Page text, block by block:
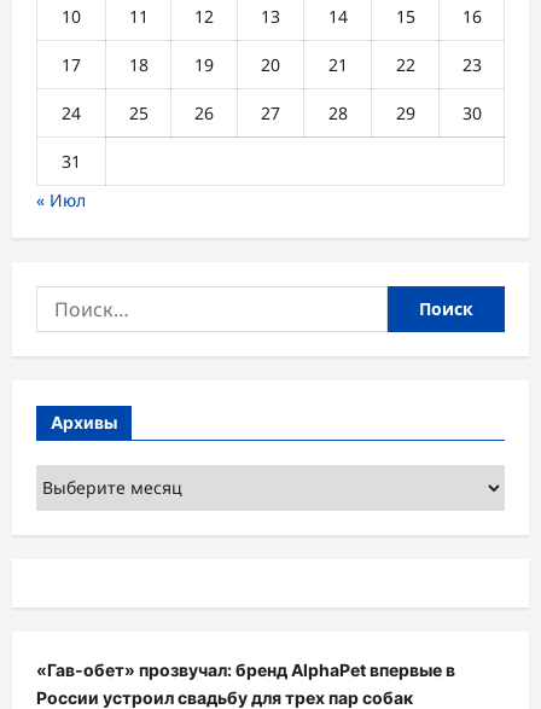
10 11 12 13 14 15 16
17 18 19 20 21 22 23
24 25 26 27 28 29 30
31
« Июл
Найти:
Архивы
Архивы
«Гав-обет» прозвучал: бренд AlphaPet впервые в
России устроил свадьбу для трех пар собак